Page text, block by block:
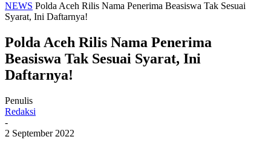
NEWS Polda Aceh Rilis Nama Penerima Beasiswa Tak Sesuai
Syarat, Ini Daftarnya!
Polda Aceh Rilis Nama Penerima
Beasiswa Tak Sesuai Syarat, Ini
Daftarnya!
Penulis
Redaksi
-
2 September 2022